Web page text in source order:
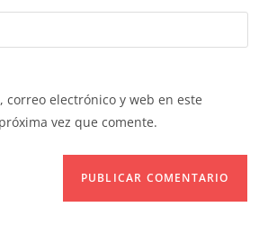
correo electrónico y web en este
vez que comente.